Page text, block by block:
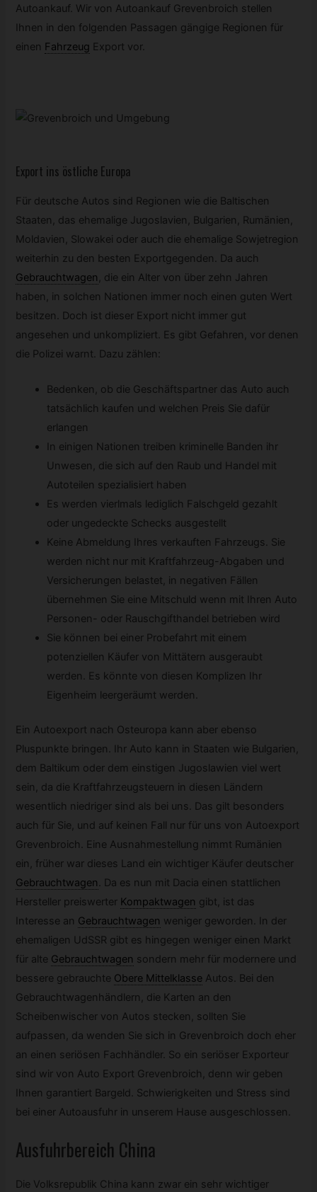
Autoankauf. Wir von Autoankauf Grevenbroich stellen
Ihnen in den folgenden Passagen gängige Regionen für
einen Fahrzeug Export vor.
Export ins östliche Europa
Für deutsche Autos sind Regionen wie die Baltischen
Staaten, das ehemalige Jugoslavien, Bulgarien, Rumänien,
Moldavien, Slowakei oder auch die ehemalige Sowjetregion
weiterhin zu den besten Exportgegenden. Da auch
Gebrauchtwagen , die ein Alter von über zehn Jahren
haben, in solchen Nationen immer noch einen guten Wert
besitzen. Doch ist dieser Export nicht immer gut
angesehen und unkompliziert. Es gibt Gefahren, vor denen
die Polizei warnt. Dazu zählen:
Bedenken, ob die Geschäftspartner das Auto auch
tatsächlich kaufen und welchen Preis Sie dafür
erlangen
In einigen Nationen treiben kriminelle Banden ihr
Unwesen, die sich auf den Raub und Handel mit
Autoteilen spezialisiert haben
Es werden vierlmals lediglich Falschgeld gezahlt
oder ungedeckte Schecks ausgestellt
Keine Abmeldung Ihres verkauften Fahrzeugs. Sie
werden nicht nur mit Kraftfahrzeug-Abgaben und
Versicherungen belastet, in negativen Fällen
übernehmen Sie eine Mitschuld wenn mit Ihren Auto
Personen- oder Rauschgifthandel betrieben wird
Sie können bei einer Probefahrt mit einem
potenziellen Käufer von Mittätern ausgeraubt
werden. Es könnte von diesen Komplizen Ihr
Eigenheim leergeräumt werden.
Ein Autoexport nach Osteuropa kann aber ebenso
Pluspunkte bringen. Ihr Auto kann in Staaten wie Bulgarien,
dem Baltikum oder dem einstigen Jugoslawien viel wert
sein, da die Kraftfahrzeugsteuern in diesen Ländern
wesentlich niedriger sind als bei uns. Das gilt besonders
auch für Sie, und auf keinen Fall nur für uns von Autoexport
Grevenbroich. Eine Ausnahmestellung nimmt Rumänien
ein, früher war dieses Land ein wichtiger Käufer deutscher
Gebrauchtwagen. Da es nun mit Dacia einen stattlichen
Hersteller preiswerter Kompaktwagen gibt, ist das
Interesse an Gebrauchtwagen weniger geworden. In der
ehemaligen UdSSR gibt es hingegen weniger einen Markt
für alte Gebrauchtwagen sondern mehr für modernere und
bessere gebrauchte Obere Mittelklasse Autos. Bei den
Gebrauchtwagenhändlern, die Karten an den
Scheibenwischer von Autos stecken, sollten Sie
aufpassen, da wenden Sie sich in Grevenbroich doch eher
an einen seriösen Fachhändler. So ein seriöser Exporteur
sind wir von Auto Export Grevenbroich, denn wir geben
Ihnen garantiert Bargeld. Schwierigkeiten und Stress sind
bei einer Autoausfuhr in unserem Hause ausgeschlossen.
Ausfuhrbereich China
Die Volksrepublik China kann zwar ein sehr wichtiger